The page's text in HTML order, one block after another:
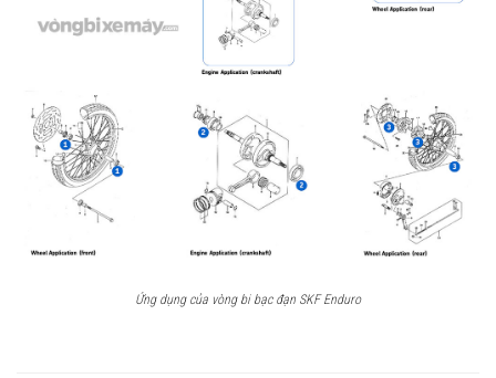
Ứng dụng của vòng bi bạc đạn SKF Enduro